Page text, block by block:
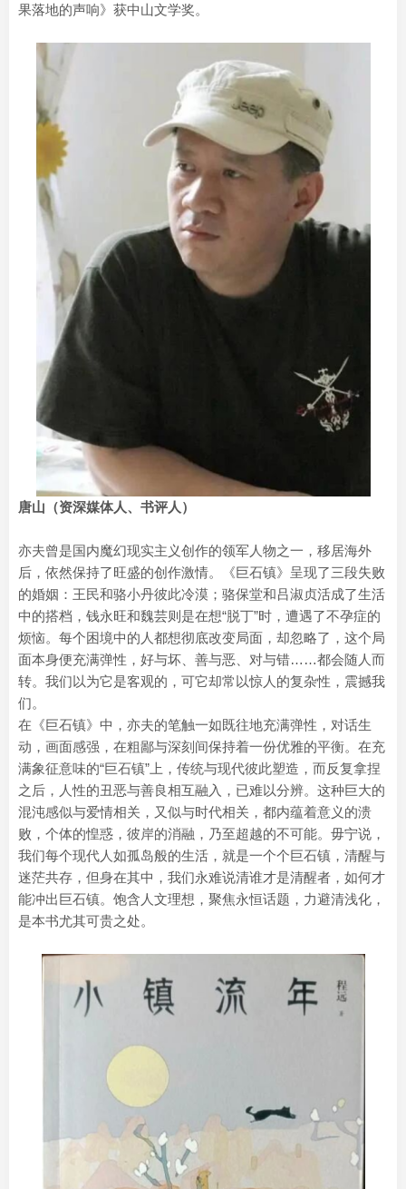
果落地的声响》获中山文学奖。
唐山（资深媒体人、书评人）
亦夫曾是国内魔幻现实主义创作的领军人物之一，移居海外
后，依然保持了旺盛的创作激情。《巨石镇》呈现了三段失败
的婚姻：王民和骆小丹彼此冷漠；骆保堂和吕淑贞活成了生活
中的搭档，钱永旺和魏芸则是在想“脱丁”时，遭遇了不孕症的
烦恼。每个困境中的人都想彻底改变局面，却忽略了，这个局
面本身便充满弹性，好与坏、善与恶、对与错……都会随人而
转。我们以为它是客观的，可它却常以惊人的复杂性，震撼我
们。
在《巨石镇》中，亦夫的笔触一如既往地充满弹性，对话生
动，画面感强，在粗鄙与深刻间保持着一份优雅的平衡。在充
满象征意味的“巨石镇”上，传统与现代彼此塑造，而反复拿捏
之后，人性的丑恶与善良相互融入，已难以分辨。这种巨大的
混沌感似与爱情相关，又似与时代相关，都内蕴着意义的溃
败，个体的惶惑，彼岸的消融，乃至超越的不可能。毋宁说，
我们每个现代人如孤岛般的生活，就是一个个巨石镇，清醒与
迷茫共存，但身在其中，我们永难说清谁才是清醒者，如何才
能冲出巨石镇。饱含人文理想，聚焦永恒话题，力避清浅化，
是本书尤其可贵之处。